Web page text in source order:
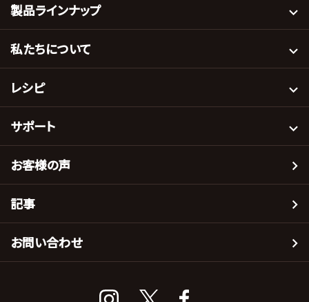
製品ラインナップ
私たちについて
レシピ
サポート
お客様の声
記事
お問い合わせ